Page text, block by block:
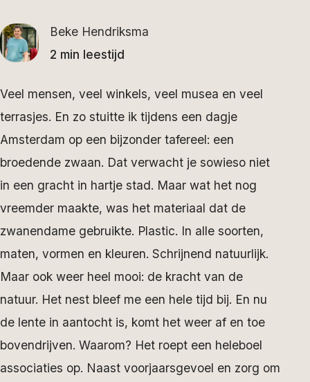
Beke Hendriksma
2 min leestijd
Veel mensen, veel winkels, veel musea en veel
terrasjes. En zo stuitte ik tijdens een dagje
Amsterdam op een bijzonder tafereel: een
broedende zwaan. Dat verwacht je sowieso niet
in een gracht in hartje stad. Maar wat het nog
vreemder maakte, was het materiaal dat de
zwanendame gebruikte. Plastic. In alle soorten,
maten, vormen en kleuren. Schrijnend natuurlijk.
Maar ook weer heel mooi: de kracht van de
natuur. Het nest bleef me een hele tijd bij. En nu
de lente in aantocht is, komt het weer af en toe
bovendrijven. Waarom? Het roept een heleboel
associaties op. Naast voorjaarsgevoel en zorg om